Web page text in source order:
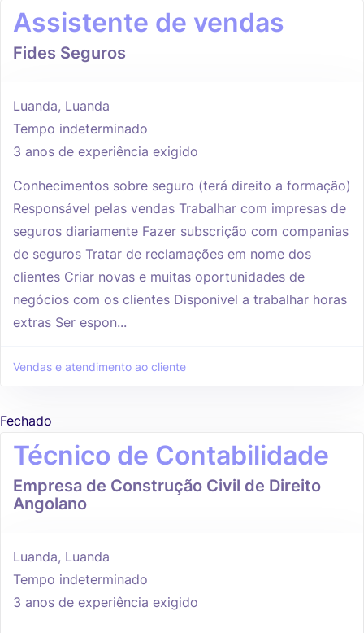
Assistente de vendas
Fides Seguros
Luanda, Luanda
Tempo indeterminado
3 anos de experiência exigido
Conhecimentos sobre seguro (terá direito a formação)
Responsável pelas vendas Trabalhar com impresas de
seguros diariamente Fazer subscrição com companias
de seguros Tratar de reclamações em nome dos
clientes Criar novas e muitas oportunidades de
negócios com os clientes Disponivel a trabalhar horas
extras Ser espon...
Vendas e atendimento ao cliente
Fechado
Técnico de Contabilidade
Empresa de Construção Civil de Direito
Angolano
Luanda, Luanda
Tempo indeterminado
3 anos de experiência exigido